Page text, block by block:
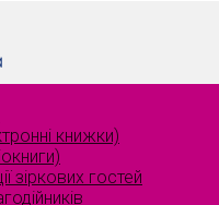
книжки)
зіркових гостей